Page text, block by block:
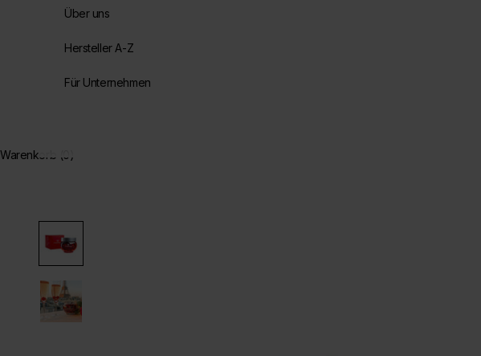
Über uns
Hersteller A-Z
Für Unternehmen
Warenkorb (0)